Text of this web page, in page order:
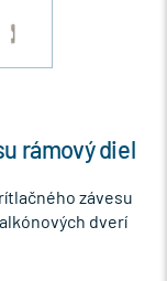
rámový diel
závesu
dverí